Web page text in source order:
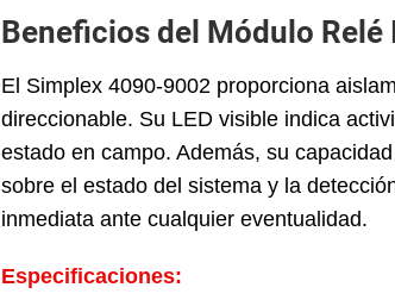
Beneficios del Módulo
El Simplex 4090-9002 proporciona
direccionable. Su LED visible indica
estado en campo. Además, su
sobre el estado del sistema y la
inmediata ante cualquier eventualidad.
Especificaciones: